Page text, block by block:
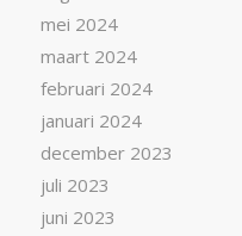
mei 2024
maart 2024
februari 2024
januari 2024
december 2023
juli 2023
juni 2023